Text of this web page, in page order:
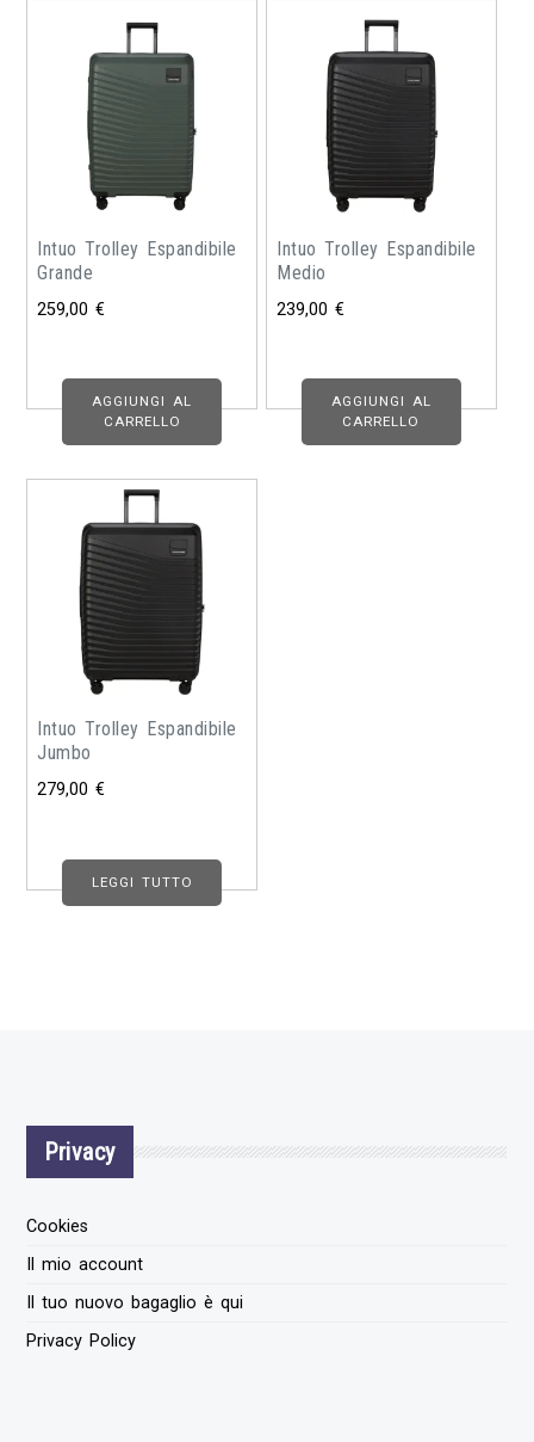
Intuo Trolley Espandibile
Grande
259,00€
AGGIUNGI AL
CARRELLO
Intuo Trolley Espandibile
Medio
239,00€
AGGIUNGI AL
CARRELLO
Intuo Trolley Espandibile
Jumbo
279,00€
LEGGI TUTTO
Privacy
Cookies
Il mio account
Il tuo nuovo bagaglio è qui
Privacy Policy